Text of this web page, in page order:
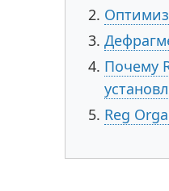
Почему
Reg